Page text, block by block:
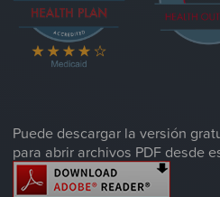
Puede descargar la versión
para abrir archivos PDF desde